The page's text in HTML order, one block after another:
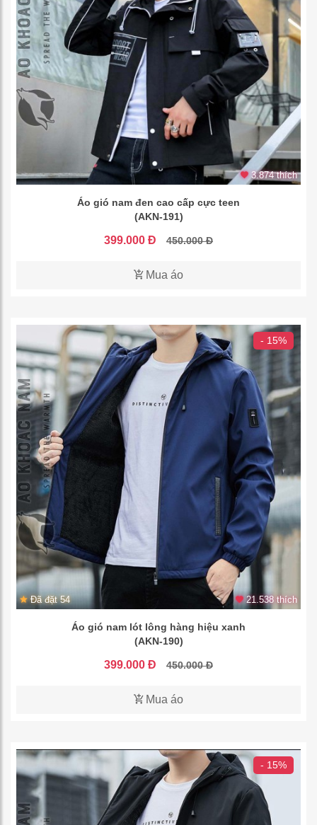
3.874 thích
Áo gió nam đen cao cấp cực teen
(AKN-191)
399.000 Đ 450.000 Đ
Mua áo
- 15%
Đã đặt 54 21.538 thích
Áo gió nam lót lông hàng hiệu xanh
(AKN-190)
399.000 Đ 450.000 Đ
Mua áo
- 15%